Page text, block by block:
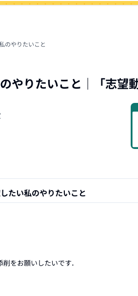
のやりたいこと
やりたいこと ｜「志望
たい私のやりたいこと
をお願いしたいです．